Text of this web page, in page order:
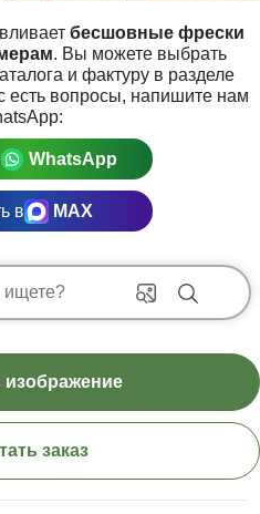
бесшовные фрески
. Вы можете выбрать
и фактуру в разделе
есть вопросы, напишите нам
WhatsApp
в MAX
изображение
заказ